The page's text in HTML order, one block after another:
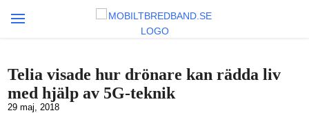
Telia visade hur drönare kan rädda liv
med hjälp av 5G-teknik
29 maj, 2018